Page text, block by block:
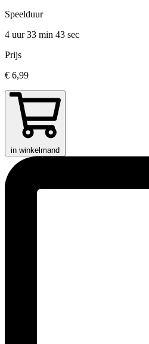
Speelduur
4 uur 33 min 43 sec
Prijs
€ 6,99
in winkelmand